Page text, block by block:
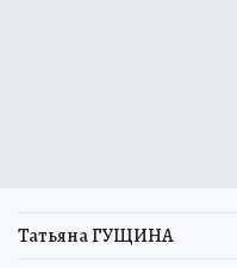
Татьяна ГУЩИНА